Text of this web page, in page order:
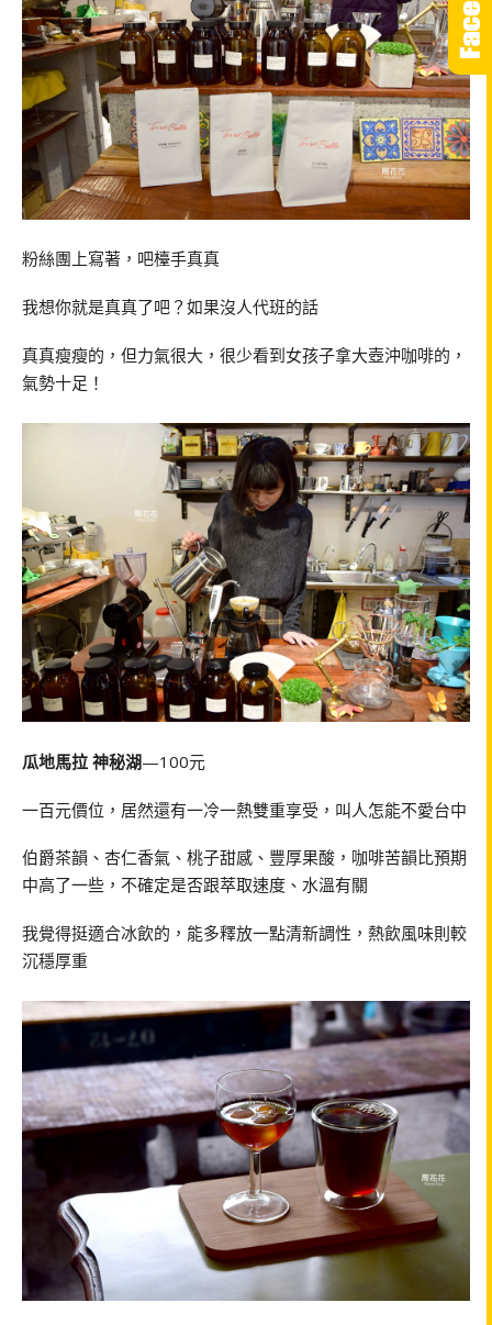
粉絲團上寫著，吧檯手真真
我想你就是真真了吧？如果沒人代班的話
真真瘦瘦的，但力氣很大，很少看到女孩子拿大壺沖咖啡的，
氣勢十足！
瓜地馬拉 神秘湖—100元
一百元價位，居然還有一冷一熱雙重享受，叫人怎能不愛台中
伯爵茶韻、杏仁香氣、桃子甜感、豐厚果酸，咖啡苦韻比預期
中高了一些，不確定是否跟萃取速度、水溫有關
我覺得挺適合冰飲的，能多釋放一點清新調性，熱飲風味則較
沉穩厚重